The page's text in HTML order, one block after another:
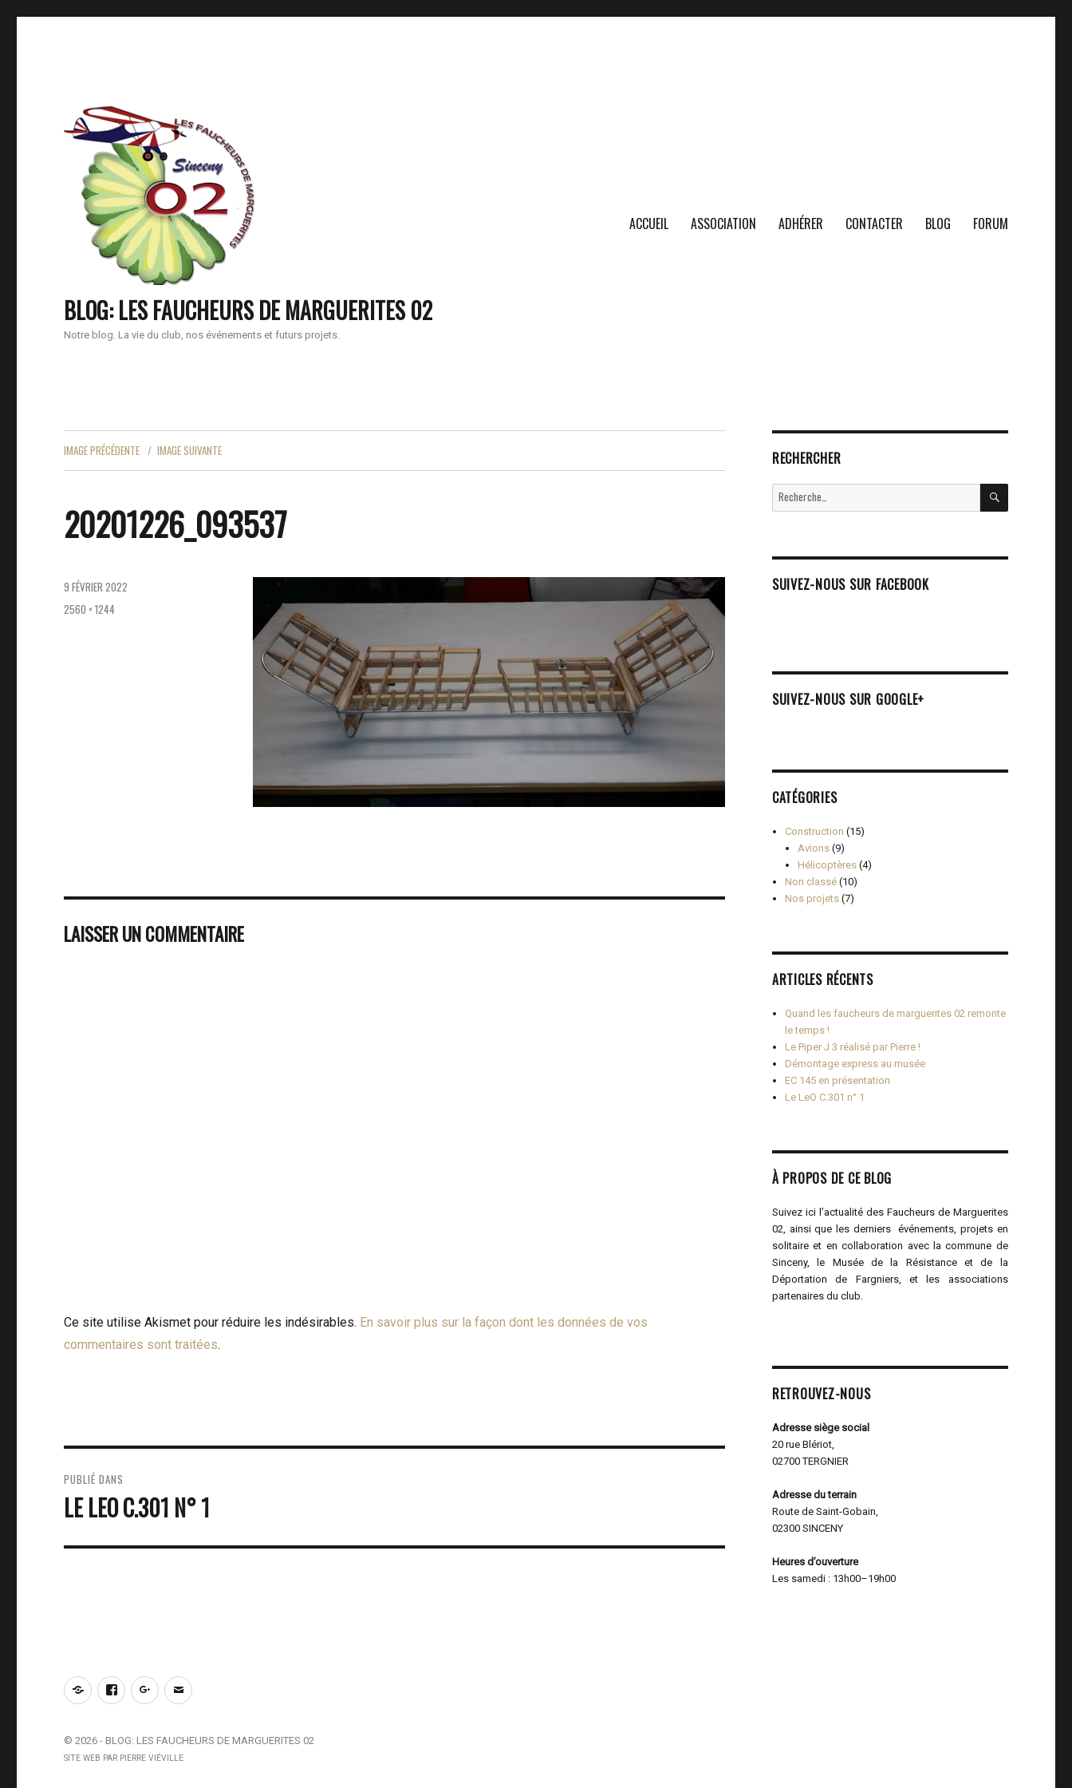
BLOG: LES FAUCHEURS DE MARGUERITES 02
Notre blog. La vie du club, nos événements et futurs projets.
ACCUEIL ASSOCIATION ADHÉRER CONTACTER BLOG FORUM
IMAGE PRÉCÉDENTE IMAGE SUIVANTE
20201226_093537
PUBLIÉ
LE
9 FÉVRIER 2022
TAILLE
2560 × 1244
LAISSER UN COMMENTAIRE
Ce site utilise Akismet pour réduire les indésirables. En savoir plus sur la façon dont les données de vos
commentaires sont traitées.
NAVIGATION
DE
PUBLIÉ DANS
LE LEO C.301 N° 1
RECHERCHER
Recherche
pour :
RECHERCHE
SUIVEZ-NOUS SUR FACEBOOK
SUIVEZ-NOUS SUR GOOGLE+
CATÉGORIES
Construction (15)
Avions (9)
Hélicoptères (4)
Non classé (10)
Nos projets (7)
ARTICLES RÉCENTS
Quand les faucheurs de marguerites 02 remonte
le temps !
Le Piper J 3 réalisé par Pierre !
Démontage express au musée
EC 145 en présentation
Le LeO C.301 n° 1
À PROPOS DE CE BLOG
Suivez ici l’actualité des Faucheurs de Marguerites
02, ainsi que les derniers événements, projets en
solitaire et en collaboration avec la commune de
Sinceny, le Musée de la Résistance et de la
Déportation de Fargniers, et les associations
partenaires du club.
RETROUVEZ-NOUS
Adresse siège social
20 rue Blériot,
02700 TERGNIER
Adresse du terrain
Route de Saint-Gobain,
02300 SINCENY
Heures d’ouverture
Les samedi : 13h00–19h00
Notre
site
Facebook
Google+
E-
© 2026 - BLOG: LES FAUCHEURS DE MARGUERITES 02
SITE WEB PAR PIERRE VIÉVILLE